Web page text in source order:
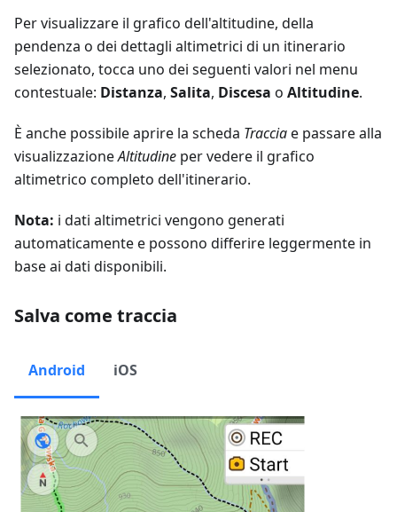
Per visualizzare il grafico dell'altitudine, della
pendenza o dei dettagli altimetrici di un itinerario
selezionato, tocca uno dei seguenti valori nel menu
contestuale: Distanza, Salita, Discesa o Altitudine.
È anche possibile aprire la scheda Tracciae passare alla
visualizzazioneAltitudine per vedere il grafico
altimetrico completo dell'itinerario.
Nota: i dati altimetrici vengono generati
automaticamente e possono differire leggermente in
base ai dati disponibili.
Salva come traccia
Android iOS